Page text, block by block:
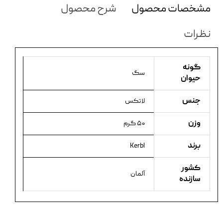
مشخصات محصول
شرح محصول
نظرات
گونه
حیوان
سگ
جنس لاتکس
وزن ۵۰ گرم
برند Kerbl
کشور
سازنده
آلمان